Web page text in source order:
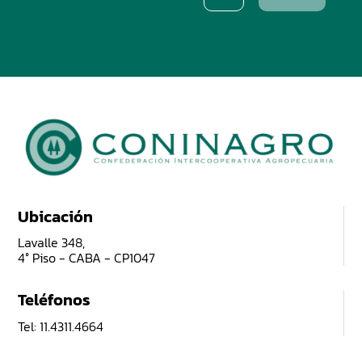
Ubicación
Lavalle 348,
4° Piso - CABA - CP1047
Teléfonos
Tel: 11.4311.4664